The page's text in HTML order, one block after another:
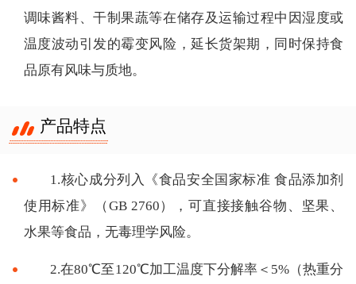
调味酱料、干制果蔬等在储存及运输过程中因湿度或
温度波动引发的霉变风险，延长货架期，同时保持食
品原有风味与质地。
产品特点
1.核心成分列入《食品安全国家标准 食品添加剂
使用标准》（GB 2760），可直接接触谷物、坚果、
水果等食品，无毒理学风险。
2.在80℃至120℃加工温度下分解率＜5%（热重分